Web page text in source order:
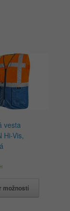
vesta
Hi-Vis,
možností